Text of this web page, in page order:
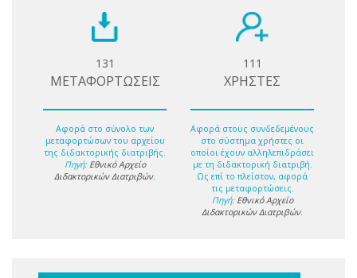
131
ΜΕΤΑΦΟΡΤΩΣΕΙΣ
Αφορά στο σύνολο των
μεταφορτώσων του αρχείου
της διδακτορικής διατριβής.
Πηγή: Εθνικό Αρχείο
Διδακτορικών Διατριβών.
111
ΧΡΗΣΤΕΣ
Αφορά στους συνδεδεμένους
στο σύστημα χρήστες οι
οποίοι έχουν αλληλεπιδράσει
με τη διδακτορική διατριβή.
Ως επί το πλείστον, αφορά
τις μεταφορτώσεις.
Πηγή: Εθνικό Αρχείο
Διδακτορικών Διατριβών.